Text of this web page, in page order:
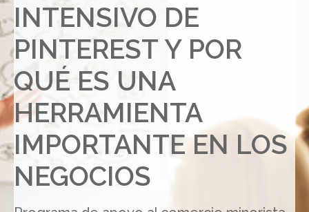
INTENSIVO DE
PINTEREST Y POR
QUÉ ES UNA
HERRAMIENTA
IMPORTANTE EN LOS
NEGOCIOS